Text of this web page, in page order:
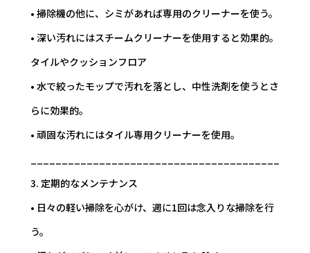
• 掃除機の他に、シミがあれば専用のクリーナーを使う。
• 深い汚れにはスチームクリーナーを使用すると効果的。
タイルやクッションフロア
• 水で絞ったモップで汚れを落とし、中性洗剤を使うとさ
らに効果的。
• 頑固な汚れにはタイル専用クリーナーを使用。
3. 定期的なメンテナンス
• 日々の軽い掃除を心がけ、週に1回は念入りな掃除を行
う。